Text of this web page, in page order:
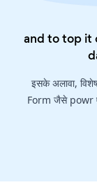
and to top it
इसके अलावा,
Form जैसे powr